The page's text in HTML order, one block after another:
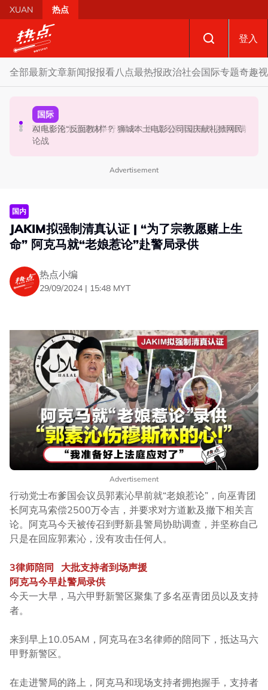
Skip to main content
XUAN 热点
登入
全部最新文章新闻报报看八点最热报政治社会国际专题奇趣
政治
要求安华解释为何冻结MyKHAS权限 5蓝眼议员: 改革不是
把人民拨款政治化
政治
驳斥全国大选提前举行 法米：各成员党承诺挺政府至届满
国际
AI电影沦“反面教材”？ 狮城本土电影公司国庆献礼掀网民
论战
Advertisement
国内
JAKIM拟强制清真认证 | “为了宗教愿赌上生
命” 阿克马就“老娘惹论”赴警局录供
热点小编
29/09/2024 | 15:48 MYT
Advertisement
行动党士布爹国会议员郭素沁早前就“老娘惹论”，向巫青团
长阿克马索偿2500万令吉，并要求对方道歉及撤下相关言
论。阿克马今天被传召到野新县警局协助调查，并坚称自己
只是在回应郭素沁，没有攻击任何人。
3律师陪同 大批支持者到场声援
阿克马今早赴警局录供
今天一大早，马六甲野新警区聚集了多名巫青团员以及支持
者。
来到早上10.05AM，阿克马在3名律师的陪同下，抵达马六
甲野新警区。
在走进警局的路上，阿克马和现场支持者拥抱握手，支持者